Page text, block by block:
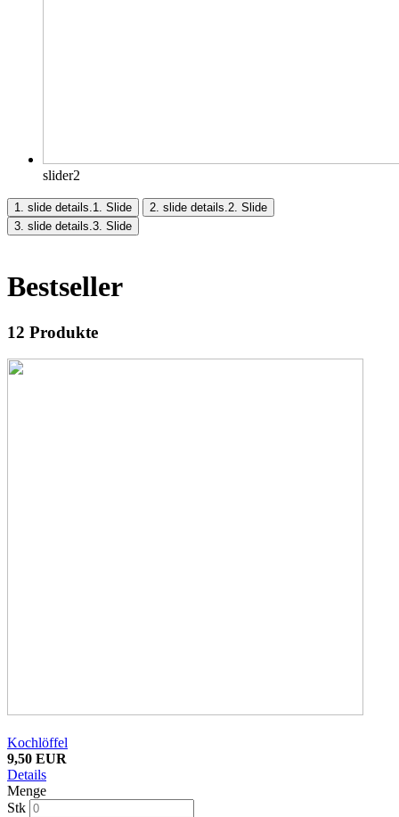
slider2
1. slide details. 1. Slide 2. slide details. 2. Slide
3. slide details. 3. Slide
Bestseller
12 Produkte
Kochlöffel
9,50 EUR
Details
Menge
Stk